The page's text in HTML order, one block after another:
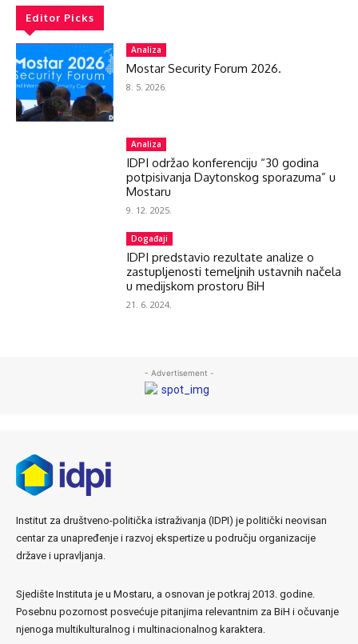
Editor Picks
Analiza
Mostar Security Forum 2026.
8. 5. 2026.
Analiza
IDPI održao konferenciju “30 godina
potpisivanja Daytonskog sporazuma” u
Mostaru
9. 12. 2025.
Događaji
IDPI predstavio rezultate analize o
zastupljenosti temeljnih ustavnih načela
u medijskom prostoru BiH
21. 6. 2024.
- Advertisement -
Institut za društveno-politička istraživanja (IDPI) je politički neovisan
centar za unapređenje i razvoj ekspertize u području organizacije
države i upravljanja.
Sjedište Instituta je u Mostaru, a osnovan je potkraj 2013. godine.
Posebnu pozornost posvećuje pitanjima relevantnim za BiH i očuvanje
njenoga multikulturalnog i multinacionalnog karaktera.